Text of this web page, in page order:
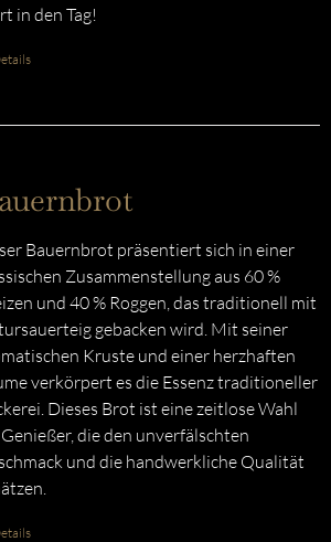
in den Tag!
Bauernbrot präsentiert sich in einer
Zusammenstellung aus 60 %
und 40 % Roggen, das traditionell mit
gebacken wird. Mit seiner
Kruste und einer herzhaften
verkörpert es die Essenz traditioneller
Dieses Brot ist eine zeitlose Wahl
die den unverfälschten
und die handwerkliche Qualität